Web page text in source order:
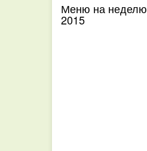
Меню на
2015